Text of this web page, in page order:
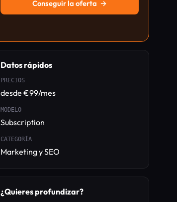
Conseguir la oferta →
Datos rápidos
PRECIOS
desde €99/mes
MODELO
Subscription
CATEGORÍA
Marketing y SEO
¿Quieres profundizar?